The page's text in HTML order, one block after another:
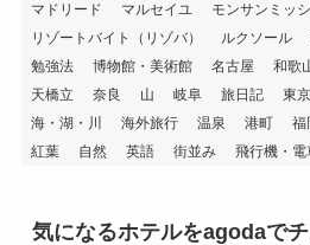
マドリード
マルセイユ
モンサンミッ
リゾートバイト（リゾバ）
ルクソール
勉強法
博物館・美術館 名古屋 和歌
天橋立
奈良 山 岐阜 旅日記 東京
海・湖・川
海外旅行 温泉 港町 福
紅葉
自然 英語 街並み 飛行機・電
気になるホテルをagodaでチ